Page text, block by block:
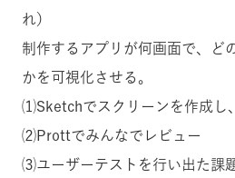
れ）
制作するアプリが何画面で、ど
かを可視化させる。
⑴Sketchでスクリーンを作成し
⑵Prottでみんなでレビュー
⑶ユーザーテストを行い出た課